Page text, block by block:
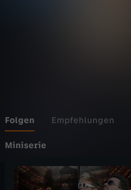
t
e
Folgen Empfehlungen
Miniserie